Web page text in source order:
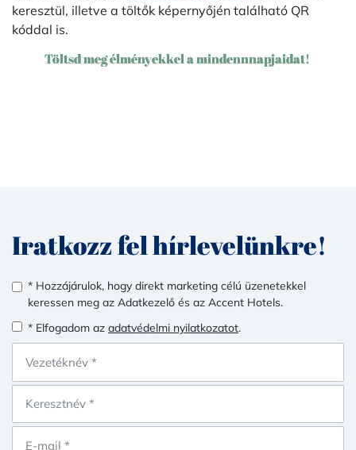
keresztül, illetve a töltők képernyőjén található QR
kóddal is.
Töltsd meg élményekkel a mindennnapjaidat!
Iratkozz fel hírlevelünkre!
* Hozzájárulok, hogy direkt marketing célú üzenetekkel
keressen meg az Adatkezelő és az Accent Hotels.
* Elfogadom az adatvédelmi nyilatkozatot.